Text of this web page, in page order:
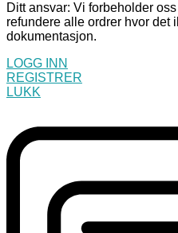
Ditt ansvar: Vi forbeholder
refundere alle ordrer hvor det
dokumentasjon.
LOGG INN
REGISTRER
LUKK